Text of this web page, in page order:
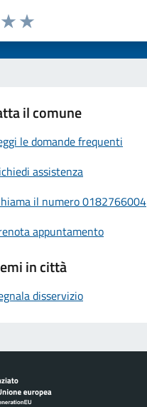
stelle la pagina
Valuta 5 stelle su 5
Valuta 4 stelle su 5
3 stelle su 5
stelle su 5
su 5
il comune
le domande frequenti
assistenza
il numero 0182766004
appuntamento
in città
disservizio